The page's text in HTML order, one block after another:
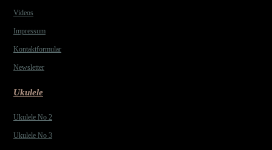
Videos
Impressum
Kontaktformular
Newsletter
Ukulele
Ukulele No 2
Ukulele No 3